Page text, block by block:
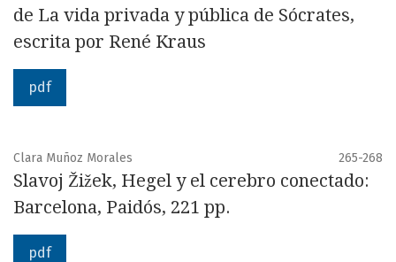
de La vida privada y pública de Sócrates,
escrita por René Kraus
pdf
Clara Muñoz Morales 265-268
Slavoj Žižek, Hegel y el cerebro conectado:
Barcelona, Paidós, 221 pp.
pdf